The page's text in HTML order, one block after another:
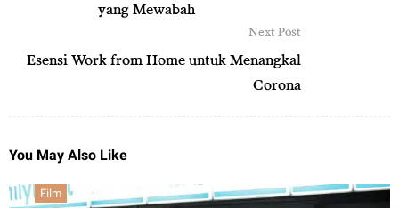
yang Mewabah
Next Post
Esensi Work from Home untuk Menangkal
Corona
You May Also Like
Film